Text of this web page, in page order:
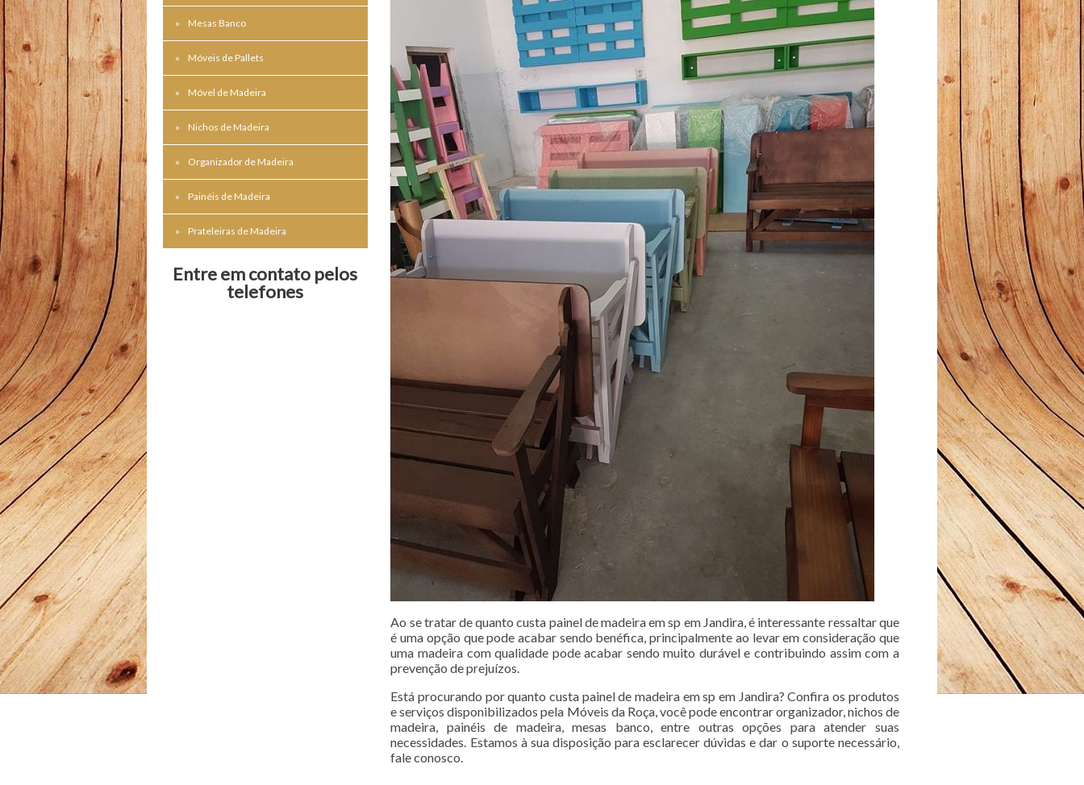
Mesas Banco
Móveis de Pallets
Móvel de Madeira
Nichos de Madeira
Organizador de Madeira
Painéis de Madeira
Prateleiras de Madeira
Entre em contato pelos
telefones
Ao se tratar de quanto custa painel de madeira em sp em Jandira, é interessante ressaltar que
é uma opção que pode acabar sendo benéfica, principalmente ao levar em consideração que
uma madeira com qualidade pode acabar sendo muito durável e contribuindo assim com a
prevenção de prejuízos.
Está procurando por quanto custa painel de madeira em sp em Jandira? Confira os produtos
e serviços disponibilizados pela Móveis da Roça, você pode encontrar organizador, nichos de
madeira, painéis de madeira, mesas banco, entre outras opções para atender suas
necessidades. Estamos à sua disposição para esclarecer dúvidas e dar o suporte necessário,
fale conosco.